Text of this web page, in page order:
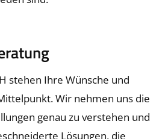
stehen Ihre Wünsche und
Wir nehmen uns die
genau zu verstehen und
Lösungen, die